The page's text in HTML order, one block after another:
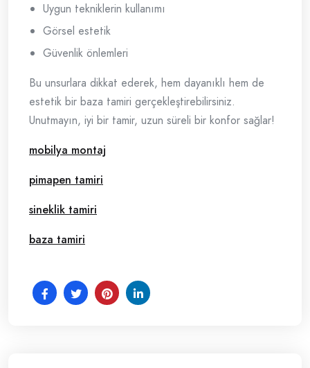
Uygun tekniklerin kullanımı
Görsel estetik
Güvenlik önlemleri
Bu unsurlara dikkat ederek, hem dayanıklı hem de
estetik bir baza tamiri gerçekleştirebilirsiniz.
Unutmayın, iyi bir tamir, uzun süreli bir konfor sağlar!
mobilya montaj
pimapen tamiri
sineklik tamiri
baza tamiri